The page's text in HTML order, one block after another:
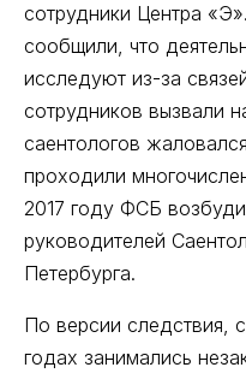
сотрудники Центра
сообщили, что
исследуют из-за
сотрудников вызвали
саентологов
проходили
2017 году ФСБ
руководителей
Петербурга.
По версии следствия,
годах занимались